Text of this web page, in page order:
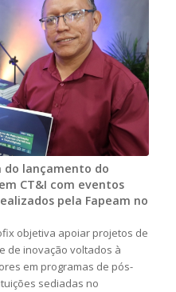
do lançamento do
CT&I com eventos
pela Fapeam no
objetiva apoiar projetos de
de inovação voltados à
em programas de pós-
sediadas no